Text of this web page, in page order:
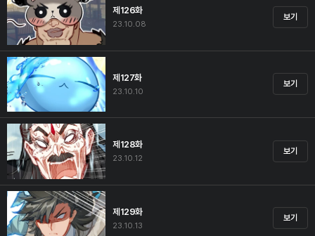
제126화
23.10.08
보기
제127화
23.10.10
보기
제128화
23.10.12
보기
제129화
23.10.13
보기